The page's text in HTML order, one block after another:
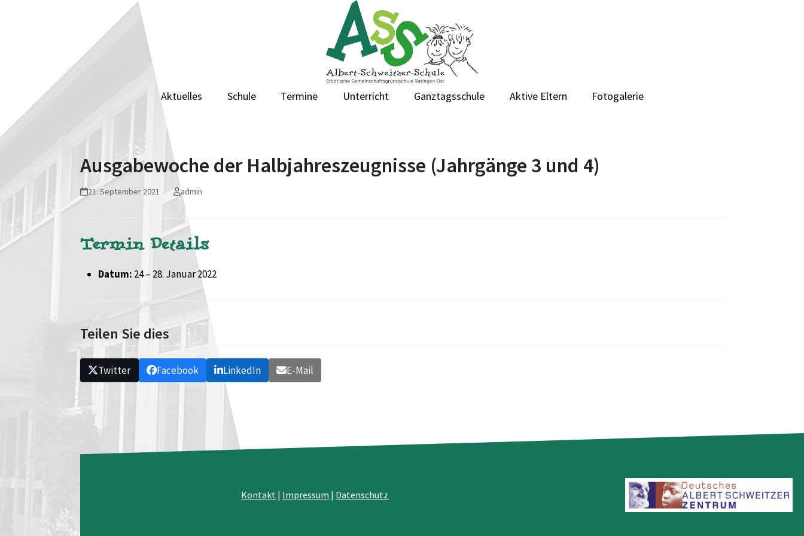
Aktuelles Schule Termine Unterricht Ganztagsschule Aktive Eltern Fotogalerie
Ausgabewoche der Halbjahreszeugnisse (Jahrgänge 3 und 4)
21. September 2021 admin
Termin Details
Datum: 24– 28. Januar 2022
Teilen Sie dies
Twitter Facebook LinkedIn E-Mail
Kontakt | Impressum | Datenschutz